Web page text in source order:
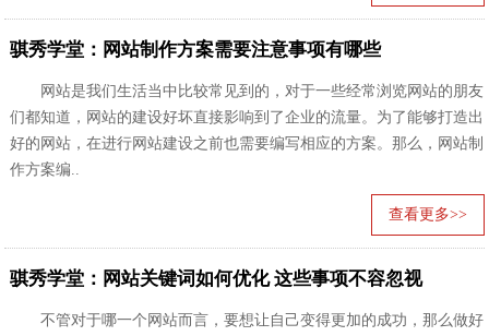
骐秀学堂：网站制作方案需要注意事项有哪些
网站是我们生活当中比较常见到的，对于一些经常浏览网站的朋友
们都知道，网站的建设好坏直接影响到了企业的流量。为了能够打造出
好的网站，在进行网站建设之前也需要编写相应的方案。那么，网站制
作方案编..
查看更多>>
骐秀学堂：网站关键词如何优化 这些事项不容忽视
不管对于哪一个网站而言，要想让自己变得更加的成功，那么做好